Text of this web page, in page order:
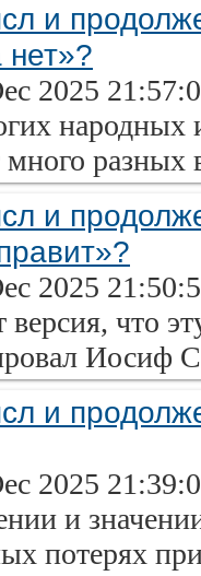
и
2025
народных
много
и
2025
версия, что
Иосиф
и
2025
и
потерях